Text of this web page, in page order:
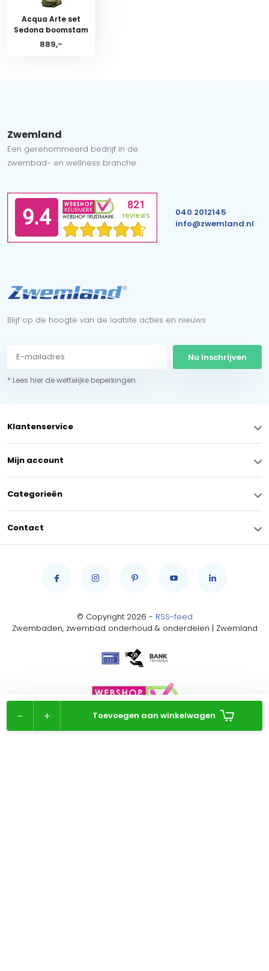
+
- Toevoegen aan winkelwagen
Acqua Arte set
Sedona boomstam
889,-
Zwemland
Een gerenommeerd bedrijf in de
zwembad- en wellness branche.
040 2012145
info@zwemland.nl
Blijf op de hoogte van de laatste acties en nieuws
Nu inschrijven
* Lees hier de wettelijke beperkingen
Klantenservice
Mijn account
Categorieën
Contact
© Copyright 2026 - RSS-feed
Zwembaden, zwembad onderhoud & onderdelen | Zwemland